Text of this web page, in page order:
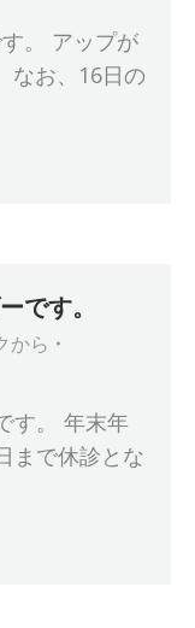
。 アップが
なお、16日の
です。
から
す。 年末年
まで休診とな